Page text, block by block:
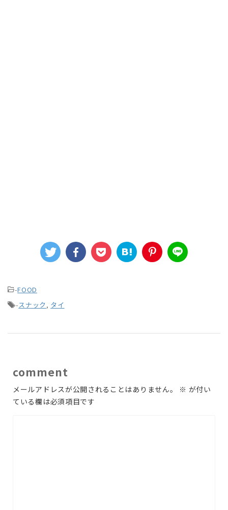
-FOOD
-スナック, タイ
comment
メールアドレスが公開されることはありません。 ※ が付い
ている欄は必須項目です